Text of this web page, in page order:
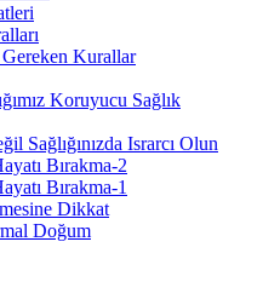
Kurallar
Koruyucu Sağlık
Sağlığınızda Israrcı Olun
Bırakma-2
Bırakma-1
Dikkat
Doğum